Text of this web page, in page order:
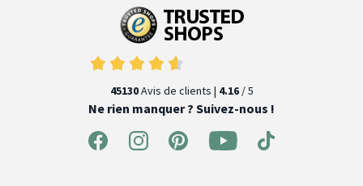
45130Avis de clients | 4.16/ 5
Ne rien manquer ? Suivez-nous !